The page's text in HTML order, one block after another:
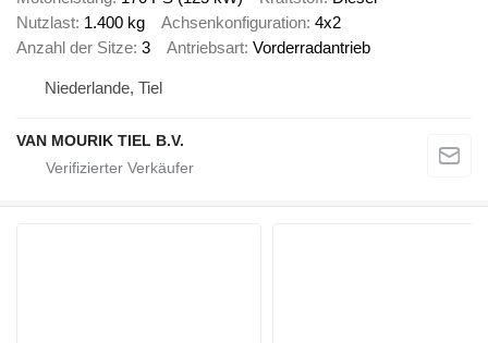
Nutzlast 1.400 kg Achsenkonfiguration 4x2
Anzahl der Sitze 3 Antriebsart Vorderradantrieb
Niederlande, Tiel
VAN MOURIK TIEL B.V.